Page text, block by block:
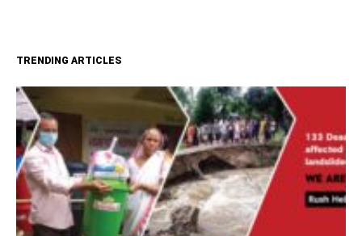
TRENDING ARTICLES